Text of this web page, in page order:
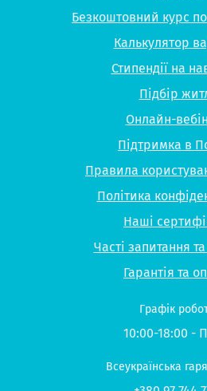
Безкоштовний курс
Калькулятор
Стипендії на
Підбір
Онлайн-
Підтримка в
Правила
Політика
Наші
Часті запитання та
Гарантія та
Графік
10:00-18:00 -
Всеукраїнська